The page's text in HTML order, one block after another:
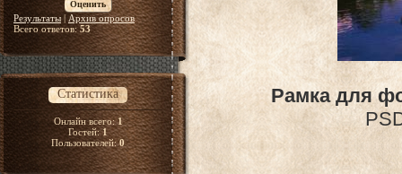
Результаты| Архив опросов
Всего ответов:53
Статистика
Онлайн всего:1
Гостей:1
Пользователей:0
Рамка для